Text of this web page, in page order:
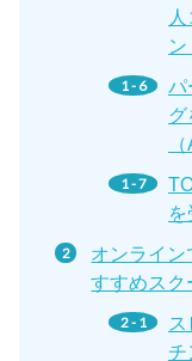
パ
グ
オンライ
すすめスク
チ